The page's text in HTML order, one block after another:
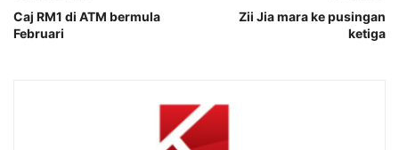
Caj RM1 di ATM bermula
Februari
Zii Jia mara ke pusingan
ketiga